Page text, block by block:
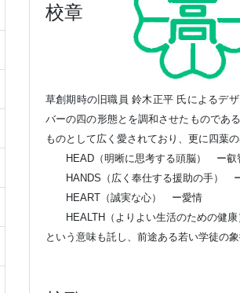
校章
草創期時の旧職員 鈴木正平 氏によるデザ
バーの四の形態とを調和させたものであ
ものとして広く愛されており、更に四葉の
HEAD（明晰に思考する頭脳） ー叡
HANDS（広く奉仕する援助の手）
HEART（誠実な心） ー愛情
HEALTH（よりよい生活のための健
という 意味も託し、前途ある若い学徒の